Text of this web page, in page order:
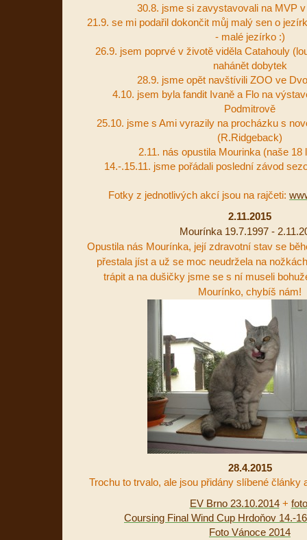
30.8. jsme si zavystavovali na MVP
21.9. se mi podařil dokončit můj malý sen o
- malé jezírko :)
26.9. jsem poprvé v životě viděla Catahouly
nahánět dobytek
28.9. jsme opět navštívili ZOO ve
4.10. jsem byla fandit Ivaně a Flo na
Podmitrově
25.10. jsme s Ami vyrazily na procházku s
(R.Ridgeback)
2.11. nás opustila Mourinka (naše 18
14.-.15.11. jsme pořádali poslední závod
Fotky z jednotlivých akcí jsou na rajčeti:
2.11.2015
Mourínka 19.7.1997 -
Opustila nás Mourínka, její zdravotní stav se
přestala jíst a už se moc neudržela na
trápit a na dušičky jsme se s ní museli
Mourínko, chybíš nám!
28.4.2015
Trochu to trvalo, ale jsou přidány slíbené
EV Brno 23.10.2014+ foto
Coursing Final Wind Cup Hrdoňov 14.-
Foto Vánoce 2014